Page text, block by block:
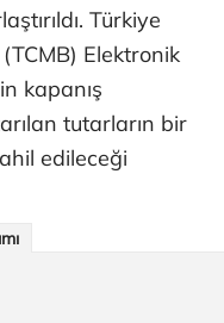
Türkiye
Elektronik
kapanış
tutarların bir
edileceği